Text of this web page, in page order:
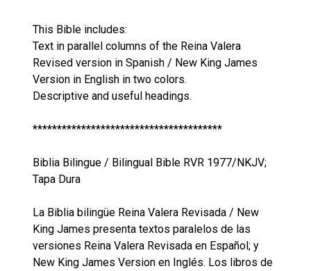
This Bible includes:
Text in parallel columns of the Reina Valera
Revised version in Spanish / New King James
Version in English in two colors.
Descriptive and useful headings.
***************************************
Biblia Bilingue / Bilingual Bible RVR 1977/NKJV;
Tapa Dura
La Biblia bilingüe Reina Valera Revisada / New
King James presenta textos paralelos de las
versiones Reina Valera Revisada en Español; y
New King James Version en Inglés. Los libros de